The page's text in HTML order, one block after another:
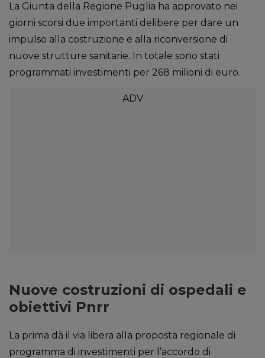
La Giunta della Regione Puglia ha approvato nei
giorni scorsi due importanti delibere per dare un
impulso alla costruzione e alla riconversione di
nuove strutture sanitarie. In totale sono stati
programmati investimenti per 268 milioni di euro.
Nuove costruzioni di ospedali e
obiettivi Pnrr
La prima dà il via libera alla proposta regionale di
programma di investimenti per l’accordo di